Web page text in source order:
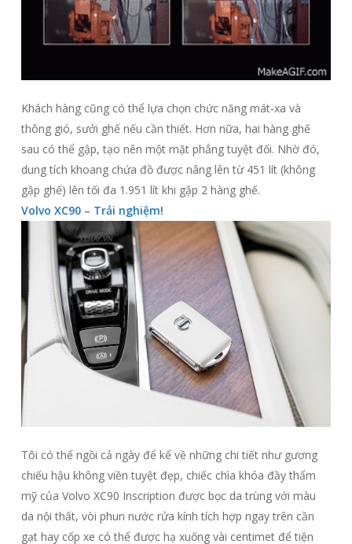
Khách hàng cũng có thể lựa chọn chức năng mát-xa và
thông gió, sưởi ghế nếu cần thiết. Hơn nữa, hai hàng ghế
sau có thể gập, tạo nên một mặt phẳng tuyệt đối. Nhờ đó,
dung tích khoang chứa đồ được nâng lên từ 451 lít (không
gập ghế) lên tối đa 1.951 lít khi gập 2 hàng ghế.
Volvo XC90 – Trải nghiệm!
Tôi có thể ngồi cả ngày để kể về những chi tiết như gương
chiếu hậu không viền tuyệt đẹp, chiếc chìa khóa đầy thẩm
mỹ của Volvo XC90 Inscription được bọc da trùng với màu
da nội thất, vòi phun nước rửa kính tích hợp ngay trên cần
gạt hay cốp xe có thể được hạ xuống vài centimet để tiện